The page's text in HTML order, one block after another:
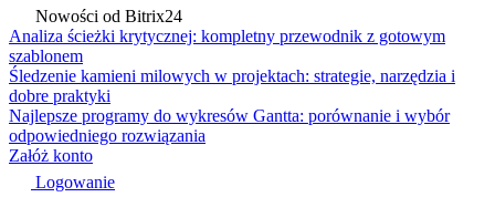
Nowości od Bitrix24
Analiza ścieżki krytycznej: kompletny przewodnik z gotowym
szablonem
Śledzenie kamieni milowych w projektach: strategie, narzędzia i
dobre praktyki
Najlepsze programy do wykresów Gantta: porównanie i wybór
odpowiedniego rozwiązania
Załóż konto
Logowanie